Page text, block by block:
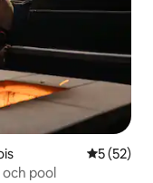
5 av 5 i
5 (52)
och pool